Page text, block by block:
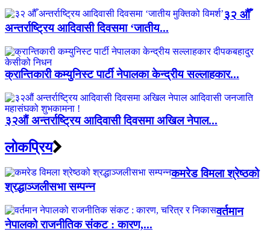
३२ औँ
अन्तर्राष्ट्रिय आदिवासी दिवसमा ‘जातीय...
क्रान्तिकारी कम्युनिस्ट पार्टी नेपालका केन्द्रीय सल्लाहकार...
३२औं अन्तर्राष्ट्रिय आदिवासी दिवसमा अखिल नेपाल...
लाेकप्रिय
कमरेड विमला श्रेष्ठको
श्रद्धाञ्जलीसभा सम्पन्न
वर्तमान
नेपालको राजनीतिक संकट : कारण,...